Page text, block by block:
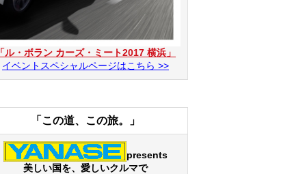
「ル・ボラン カーズ・ミート2017 横浜」
イベントスペシャルページはこちら >>
「この道、この旅。」
presents
美しい国を、愛しいクルマで